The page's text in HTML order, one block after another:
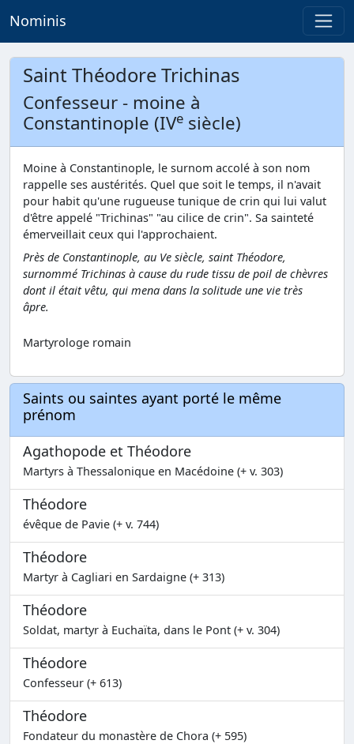
Nominis
Saint Théodore Trichinas
Confesseur - moine à
Constantinople (IVe siècle)
Moine à Constantinople, le surnom accolé à son nom
rappelle ses austérités. Quel que soit le temps, il n'avait
pour habit qu'une rugueuse tunique de crin qui lui valut
d'être appelé "Trichinas" "au cilice de crin". Sa sainteté
émerveillait ceux qui l'approchaient.
Près de Constantinople, au Ve siècle, saint Théodore,
surnommé Trichinas à cause du rude tissu de poil de chèvres
dont il était vêtu, qui mena dans la solitude une vie très
âpre.
Martyrologe romain
Saints ou saintes ayant porté le même
prénom
Agathopode et Théodore
Martyrs à Thessalonique en Macédoine (+ v. 303)
Théodore
évêque de Pavie (+ v. 744)
Théodore
Martyr à Cagliari en Sardaigne (+ 313)
Théodore
Soldat, martyr à Euchaïta, dans le Pont (+ v. 304)
Théodore
Confesseur (+ 613)
Théodore
Fondateur du monastère de Chora (+ 595)